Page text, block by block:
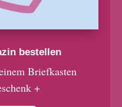
bestellen
Briefkasten
+